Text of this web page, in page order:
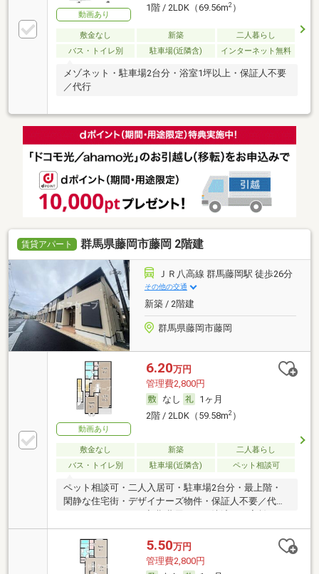
動画あり
1階 / 2LDK（69.56m2）
敷金なし 新築
二人暮らし
バス・トイレ別
駐車場(近隣含) インターネット無料
メゾネット・駐車場2台分・浴室1坪以上・保証人不要
／代行
賃貸アパート 群馬県藤岡市藤岡 2階建
ＪＲ八高線 群馬藤岡駅 徒歩26分
その他の交通
新築 / 2階建
群馬県藤岡市藤岡
動画あり
6.20万円
管理費2,800円
なし
1ヶ月
2階 / 2LDK（59.58m2）
敷金なし 新築
二人暮らし
バス・トイレ別
駐車場(近隣含) ペット相談可
ペット相談可・二人入居可・駐車場2台分・最上階・
閑静な住宅街・デザイナーズ物件・保証人不要／代行
・ルームシェア可・初期費用カード決済可・家賃カー
ド決済可
5.50万円
管理費2,800円